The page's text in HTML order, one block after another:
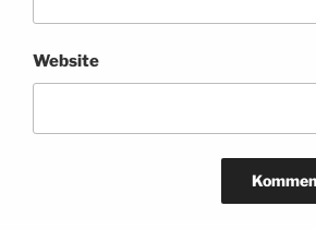
Website